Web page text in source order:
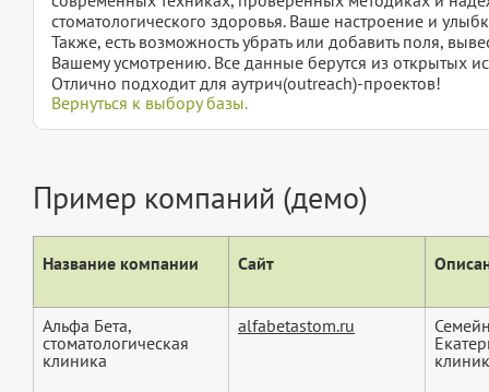
стоматологического здоровья. Ваше настроение и
Также, есть возможность убрать или добавить поля,
Вашему усмотрению. Все данные берутся из открытых
Отлично подходит для аутрич(outreach)-проектов!
Вернуться к выбору базы.
Пример компаний (демо)
Название компании Сайт
Альфа Бета,
стоматологическая
клиника
alfabetastom.ru